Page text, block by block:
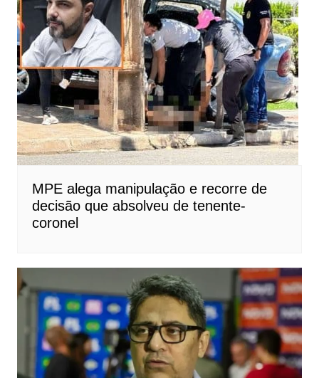
MPE alega manipulação e recorre de
decisão que absolveu de tenente-
coronel